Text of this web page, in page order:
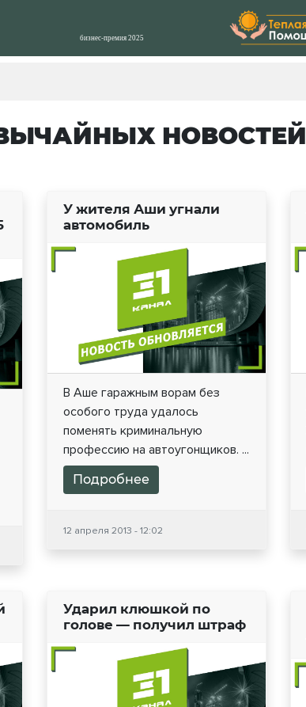
НОВОСТЕЙ
У жителя Аши угнали
автомобиль
В Аше гаражным ворам без
особого труда удалось
поменять криминальную
профессию на автоугонщиков. ...
Подробнее
12 апреля 2013 - 12:02
Ударил клюшкой по
голове — получил штраф